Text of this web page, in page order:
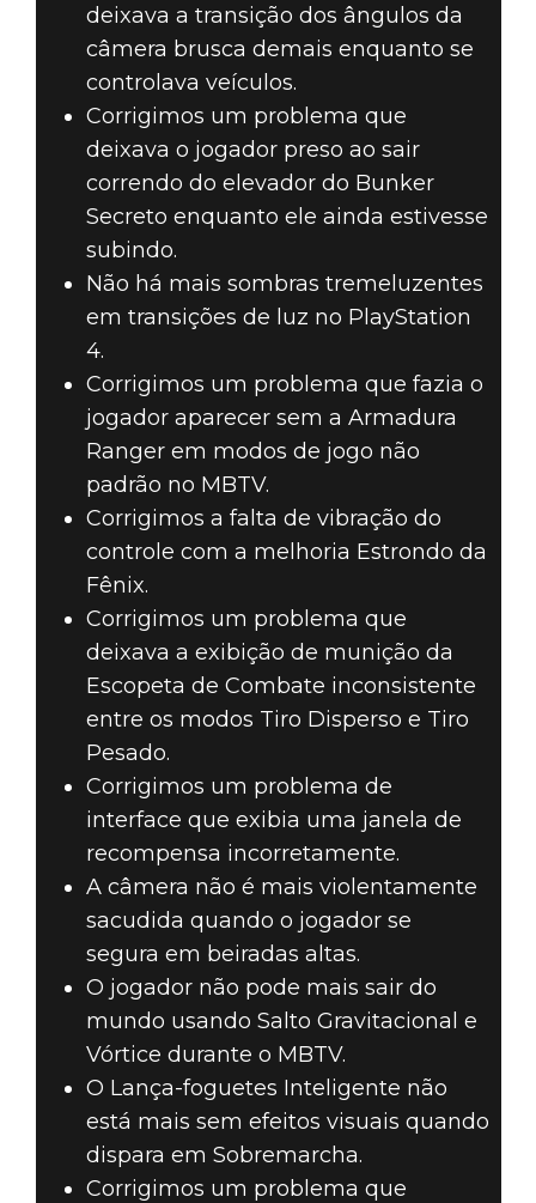
deixava a transição dos ângulos da
câmera brusca demais enquanto se
controlava veículos.
Corrigimos um problema que
deixava o jogador preso ao sair
correndo do elevador do Bunker
Secreto enquanto ele ainda estivesse
subindo.
Não há mais sombras tremeluzentes
em transições de luz no PlayStation
4.
Corrigimos um problema que fazia o
jogador aparecer sem a Armadura
Ranger em modos de jogo não
padrão no MBTV.
Corrigimos a falta de vibração do
controle com a melhoria Estrondo da
Fênix.
Corrigimos um problema que
deixava a exibição de munição da
Escopeta de Combate inconsistente
entre os modos Tiro Disperso e Tiro
Pesado.
Corrigimos um problema de
interface que exibia uma janela de
recompensa incorretamente.
A câmera não é mais violentamente
sacudida quando o jogador se
segura em beiradas altas.
O jogador não pode mais sair do
mundo usando Salto Gravitacional e
Vórtice durante o MBTV.
O Lança-foguetes Inteligente não
está mais sem efeitos visuais quando
dispara em Sobremarcha.
Corrigimos um problema que